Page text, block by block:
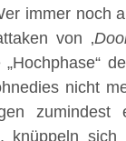
immer noch
von ‚
nicht
zumindest
knüppeln